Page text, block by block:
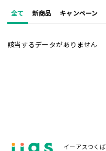
全て 新商品 キャンペーン
該当するデータがありません
イーアスつくば